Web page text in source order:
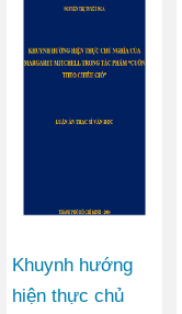
Khuynh hướng
hiện thực chủ